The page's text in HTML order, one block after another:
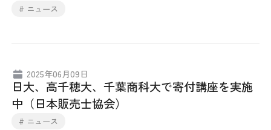
# ニュース
2025年06月09日
日大、高千穂大、千葉商科大で寄付講座を実施
中（日本販売士協会）
# ニュース